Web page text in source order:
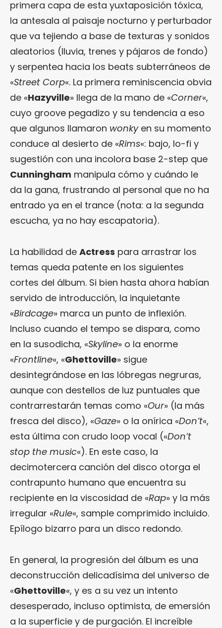
primera capa de esta yuxtaposición tóxica,
la antesala al paisaje nocturno y perturbador
que va tejiendo a base de texturas y sonidos
aleatorios (lluvia, trenes y pájaros de fondo)
y serpentea hacia los beats subterráneos de
«Street Corp«. La primera reminiscencia obvia
de «Hazyville» llega de la mano de «Corner«,
cuyo groove pegadizo y su tendencia a eso
que algunos llamaron wonkyen su momento
conduce al desierto de «Rims«: bajo, lo-fi y
sugestión con una incolora base 2-step que
Cunningham manipula cómo y cuándo le
da la gana, frustrando al personal que no ha
entrado ya en el trance (nota: a la segunda
escucha, ya no hay escapatoria).
La habilidad de Actress para arrastrar los
temas queda patente en los siguientes
cortes del álbum. Si bien hasta ahora habían
servido de introducción, la inquietante
«Birdcage» marca un punto de inflexión.
Incluso cuando el tempo se dispara, como
en la susodicha, «Skyline» o la enorme
«Frontline«, «Ghettoville» sigue
desintegrándose en las lóbregas negruras,
aunque con destellos de luz puntuales que
contrarrestarán temas como «Our» (la más
fresca del disco), «Gaze» o la onírica «Don’t«,
esta última con crudo loop vocal («Don’t
stop the music«). En este caso, la
decimotercera canción del disco otorga el
contrapunto humano que encuentra su
recipiente en la viscosidad de «Rap» y la más
irregular «Rule«, sample comprimido incluido.
Epílogo bizarro para un disco redondo.
En general, la progresión del álbum es una
deconstrucción delicadísima del universo de
«Ghettoville«, y es a su vez un intento
desesperado, incluso optimista, de emersión
a la superficie y de purgación. El increíble